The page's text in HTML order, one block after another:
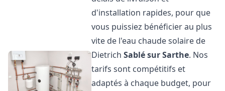
d'installation rapides, pour que
vous puissiez bénéficier au plus
vite de l'eau chaude solaire de
DietrichSablé sur Sarthe. Nos
tarifs sont compétitifs et
adaptés à chaque budget, pour